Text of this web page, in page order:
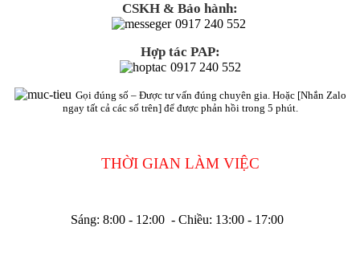
CSKH & Bảo hành:
0917 240 552
Hợp tác PAP:
0917 240 552
Gọi đúng số – Được tư vấn đúng chuyên gia. Hoặc [Nhắn Zalo
ngay tất cả các số trên] để được phản hồi trong 5 phút.
THỜI GIAN LÀM VIỆC
Sáng: 8:00 - 12:00 - Chiều: 13:00 - 17:00